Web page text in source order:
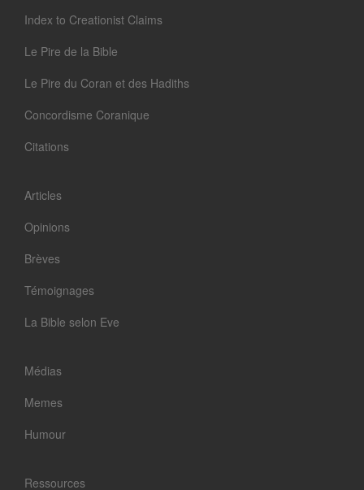
Index to Creationist Claims
Le Pire de la Bible
Le Pire du Coran et des Hadiths
Concordisme Coranique
Citations
Articles
Opinions
Brèves
Témoignages
La Bible selon Eve
Médias
Memes
Humour
Ressources